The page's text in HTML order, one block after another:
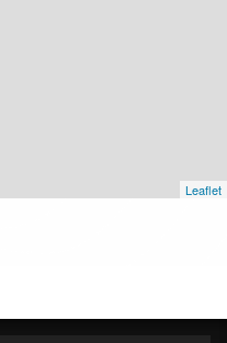
Leaflet